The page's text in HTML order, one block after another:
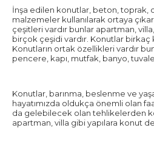
İnşa edilen konutlar, beton, toprak,
malzemeler kullanılarak ortaya
çeşitleri vardır bunlar apartman,
birçok çeşidi vardır. Konutlar
Konutların ortak özellikleri vardır
pencere, kapı, mutfak, banyo,
Konutlar, barınma, beslenme ve
hayatımızda oldukça önemli olan
da gelebilecek olan tehlikelerden
apartman, villa gibi yapılara konut